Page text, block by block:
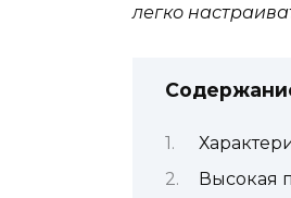
легко
Высокая